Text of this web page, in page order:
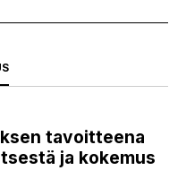
tavoitteena
ja kokemus